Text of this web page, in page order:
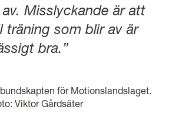
Misslyckande är att
träning som blir av är
bra.”
för Motionslandslaget.
Viktor Gårdsäter